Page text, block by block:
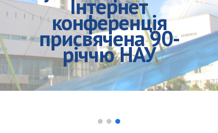
Інтернет
конференція
присвячена 90-
річчю НАУ